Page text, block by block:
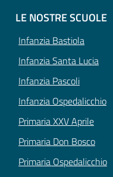
LE NOSTRE SCUOLE
Infanzia Bastiola
Infanzia Santa Lucia
Infanzia Pascoli
Infanzia Ospedalicchio
Primaria XXV Aprile
Primaria Don Bosco
Primaria Ospedalicchio